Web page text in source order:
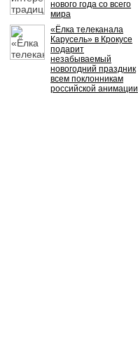
нового года со всего
мира
«Ёлка телеканала
Карусель» в Крокусе
подарит
незабываемый
новогодний праздник
всем поклонникам
российской анимации